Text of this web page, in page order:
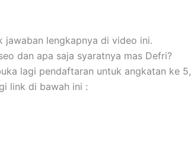
jawaban lengkapnya di video ini.
dan apa saja syaratnya mas Defri?
lagi pendaftaran untuk angkatan ke 5,
link di bawah ini :